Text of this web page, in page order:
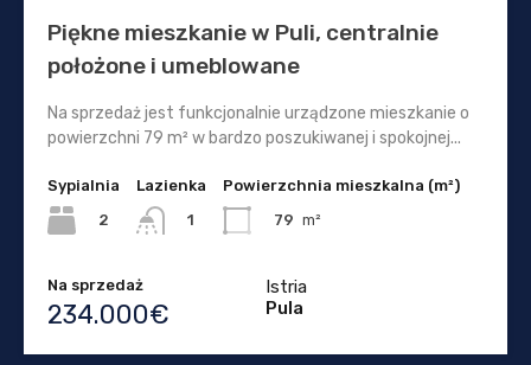
Piękne mieszkanie w Puli, centralnie
położone i umeblowane
Na sprzedaż jest funkcjonalnie urządzone mieszkanie o
powierzchni 79 m² w bardzo poszukiwanej i spokojnej...
Sypialnia
2
Lazienka
1
Powierzchnia mieszkalna (m²)
79 m²
Na sprzedaż
234.000€
Istria
Pula